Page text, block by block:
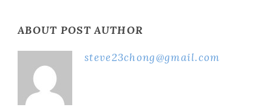
ABOUT POST AUTHOR
steve23chong@gmail.com